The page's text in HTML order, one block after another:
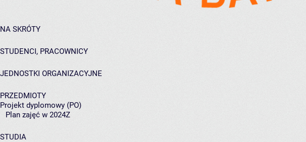
NA SKRÓTY
STUDENCI, PRACOWNICY
JEDNOSTKI ORGANIZACYJNE
PRZEDMIOTY
Projekt dyplomowy (PO)
Plan zajęć w 2024Z
STUDIA